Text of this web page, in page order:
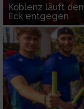
Koblenz läuft
Eck entgegen